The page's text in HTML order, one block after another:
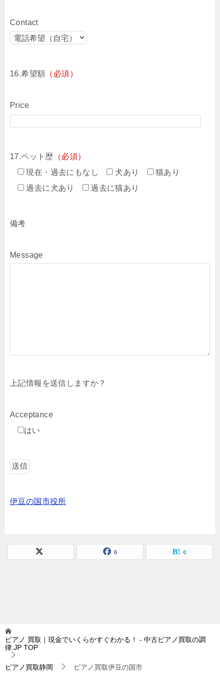
Contact
16.希望額 （必須）
Price
17.ペット歴 （必須）
現在・過去にもなし
犬あり
猫あり
過去に犬あり
過去に猫あり
備考
Message
上記情報を送信しますか？
Acceptance
はい
伊豆の国市役所
0 0
ピアノ 買取｜現金でいくらかすぐわかる！ - 中古ピアノ買取の調
律.JP TOP
ピアノ買取静岡 ピアノ買取伊豆の国市